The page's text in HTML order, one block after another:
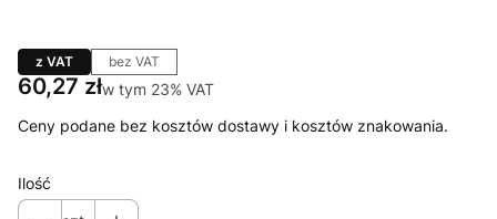
z VAT bez VAT
Cena
60,27 złw tym 23% VAT
w tym 23% VAT
Ceny podane bez kosztów dostawy i kosztów znakowania.
Ilość